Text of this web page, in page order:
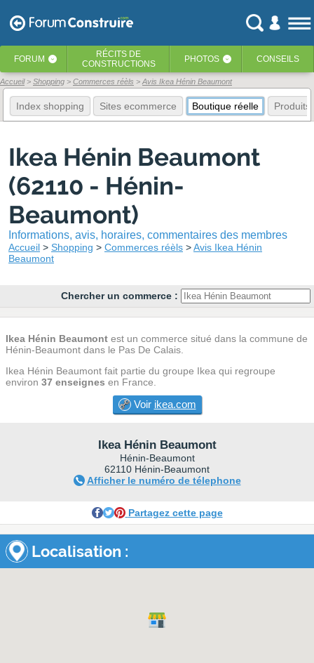
FORUM ‹ RÉCITS DE
CONSTRUCTIONS
PHOTOS ‹ CONSEILS
Accueil Shopping Commerces réèls Avis Ikea Hénin Beaumont
Index shopping Sites ecommerce Boutique réelle Produits
Ikea Hénin Beaumont
(62110 - Hénin-
Beaumont)
Informations, avis, horaires, commentaires des membres
Accueil Shopping Commerces réèls
Avis Ikea Hénin
Beaumont
Chercher un commerce :
Ikea Hénin Beaumont est un commerce situé dans la commune de
Hénin-Beaumont dans le Pas De Calais.
Ikea Hénin Beaumont fait partie du groupe Ikea qui regroupe
environ 37 enseignes en France.
Voir ikea.com
Ikea Hénin Beaumont
Hénin-Beaumont
62110 Hénin-Beaumont
Afficher le numéro de télephone
Partagez cette page
Localisation :